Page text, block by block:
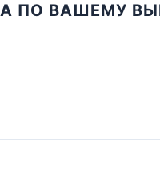
ПО ВАШЕМУ